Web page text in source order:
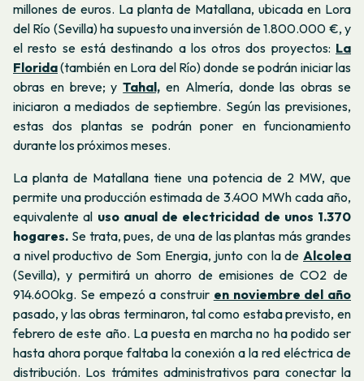
millones de euros. La planta de Matallana, ubicada en Lora
del Río (Sevilla) ha supuesto una inversión de 1.800.000 €, y
el resto se está destinando a los otros dos proyectos: La
Florida(también en Lora del Río) donde se podrán iniciar las
obras en breve; yTahal, en Almería, donde las obras se
iniciaron a mediados de septiembre. Según las previsiones,
estas dos plantas se podrán poner en funcionamiento
durante los próximos meses.
La planta de Matallana tiene una potencia de 2 MW, que
permite una producción estimada de 3.400 MWh cada año,
equivalente al uso anual de electricidad de unos 1.370
hogares. Se trata, pues, de una de las plantas más grandes
a nivel productivo de Som Energia, junto con la de Alcolea
(Sevilla), y permitirá un ahorro de emisiones de CO2 de
914.600kg. Se empezó a construir en noviembre del año
pasado, y las obras terminaron, tal como estaba previsto, en
febrero de este año. La puesta en marcha no ha podido ser
hasta ahora porque faltaba la conexión a la red eléctrica de
distribución. Los trámites administrativos para conectar la